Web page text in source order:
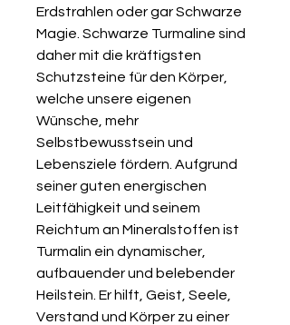
Erdstrahlen oder gar Schwarze
Magie. Schwarze Turmaline sind
daher mit die kräftigsten
Schutzsteine für den Körper,
welche unsere eigenen
Wünsche, mehr
Selbstbewusstsein und
Lebensziele fördern. Aufgrund
seiner guten energischen
Leitfähigkeit und seinem
Reichtum an Mineralstoffen ist
Turmalin ein dynamischer,
aufbauender und belebender
Heilstein. Er hilft, Geist, Seele,
Verstand und Körper zu einer